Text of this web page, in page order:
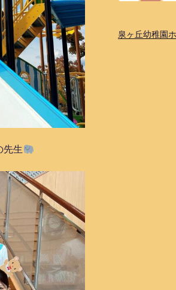
先生
泉ヶ丘幼稚園